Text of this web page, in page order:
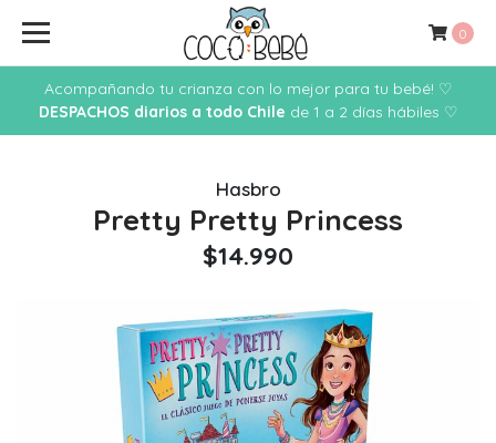
Acompañando tu crianza con lo mejor para tu bebé! ♡
DESPACHOS diarios a todo Chile de 1 a 2 días hábiles ♡
0
Hasbro
Pretty Pretty Princess
$14.990